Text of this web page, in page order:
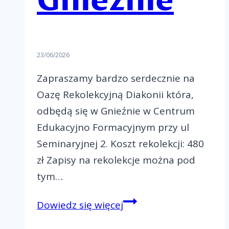
23/06/2026
Zapraszamy bardzo serdecznie na
Oazę Rekolekcyjną Diakonii która,
odbędą się w Gnieźnie w Centrum
Edukacyjno Formacyjnym przy ul
Seminaryjnej 2. Koszt rekolekcji: 480
zł Zapisy na rekolekcje można pod
tym…
Dowiedz się więcejZapraszamy